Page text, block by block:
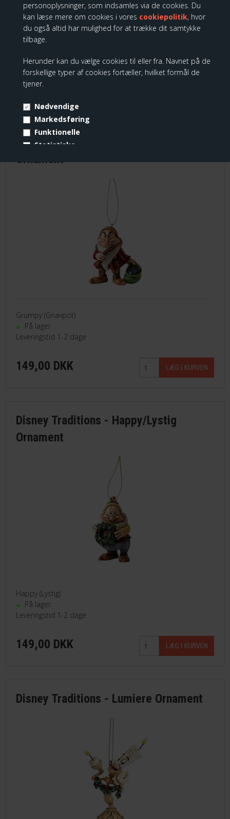
personoplysninger, som indsamles via de cookies. Du
kan læse mere om cookies i vores cookiepolitik, hvor
du også altid har mulighed for at trække dit samtykke
tilbage.
Herunder kan du vælge cookies til eller fra. Navnet på de
forskellige typer af cookies fortæller, hvilket formål de
tjener.
Nødvendige
Markedsføring
Funktionelle
Statistiske
Vis cookie detaljer
Eeyore with Butterfly
Leveringstid 1-2 dage
389,00 DKK
Disney Traditions - Grumpy/Gnavpot
Ornament
Grumpy (Gnavpot)
På lager
Leveringstid 1-2 dage
149,00 DKK
Disney Traditions - Happy/Lystig
Ornament
Happy (Lystig)
På lager
Leveringstid 1-2 dage
149,00 DKK
Disney Traditions - Lumiere Ornament